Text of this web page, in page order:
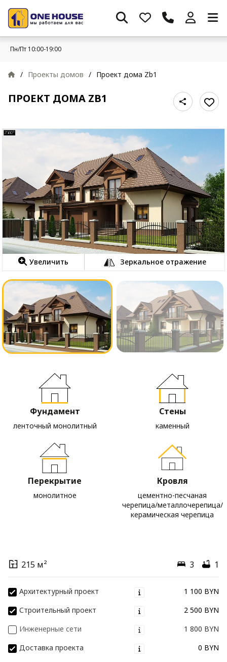
Пн/Пт 10:00-19:00
/ Проекты домов / Проект дома Zb1
ПРОЕКТ ДОМА ZB1
Увеличить Зеркальное отражение
Фундамент
ленточный монолитный
Стены
каменный
Перекрытие
монолитное
Кровля
цементно-песчаная
черепица/металлочерепица/
керамическая черепица
215 м² 3 1
Архитектурный проект
1 100 BYN
Строительный проект
2 500 BYN
Инженерные сети
1 800 BYN
Доставка проекта
0 BYN